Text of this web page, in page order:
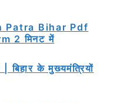
Patra Bihar Pdf
2 मिनट में
के मुख्यमंत्रियों